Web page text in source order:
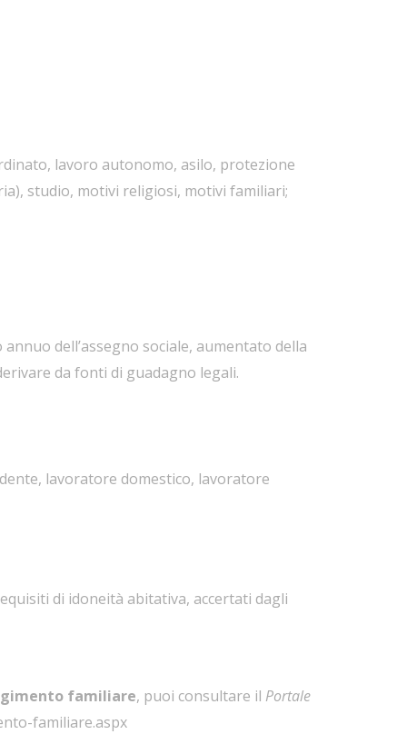
lavoro autonomo, asilo, protezione
studio, motivi religiosi, motivi familiari;
dell’assegno sociale, aumentato della
da fonti di guadagno legali.
lavoratore domestico, lavoratore
di idoneità abitativa, accertati dagli
familiare, puoi consultare il Portale
familiare.aspx